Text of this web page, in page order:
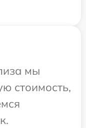
мы
стоимость,